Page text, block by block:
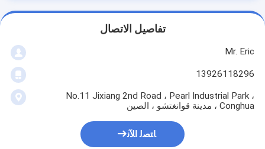
تفاصيل الاتصال
Mr. Eric
13926118296
No.11 Jixiang 2nd Road ، Pearl Industrial Park ،
Conghua ، مدينة قوانغتشو ، الصين
ﺎﺘﺼﻟ ﺍﻶﻧ